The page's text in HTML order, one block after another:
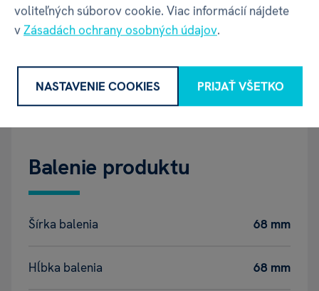
EAN 8590228040183
Motív Kone
Balenie produktu
Šírka balenia 68 mm
Hĺbka balenia 68 mm
voliteľných súborov cookie. Viac informácií nájdete
vZásadách ochrany osobných údajov.
NASTAVENIE COOKIES PRIJAŤ VŠETKO